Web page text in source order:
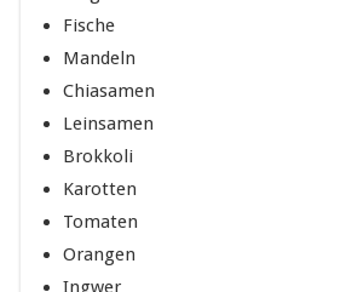
Fische
Mandeln
Chiasamen
Leinsamen
Brokkoli
Karotten
Tomaten
Orangen
Ingwer